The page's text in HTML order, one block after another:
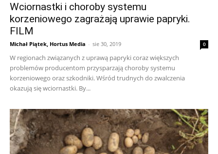
Wciornastki i choroby systemu
korzeniowego zagrażają uprawie papryki.
FILM
Michał Piątek, Hortus Media - sie 30, 2019 0
W regionach związanych z uprawą papryki coraz większych
problemów producentom przysparzają choroby systemu
korzeniowego oraz szkodniki. Wśród trudnych do zwalczenia
okazują się wciornastki. By...